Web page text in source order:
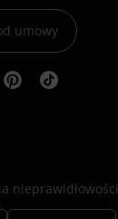
umowy
nieprawidłowości